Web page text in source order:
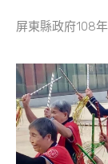
屏東縣政府108